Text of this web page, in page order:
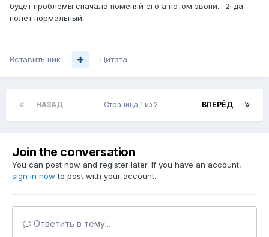
будет проблемы сначала поменяй его а потом звони... 2гда
полет нормальный..
Вставить ник Цитата
НАЗАД ВПЕРЁД
Страница 1 из 2
Join the conversation
You can post now and register later. If you have an account,
sign in now to post with your account.
Ответить в тему...